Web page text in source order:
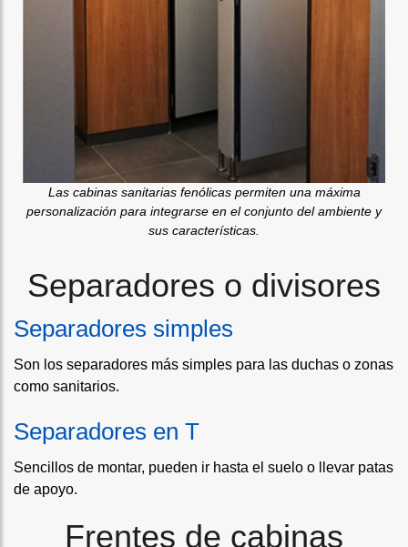
Las cabinas sanitarias fenólicas permiten una máxima
personalización para integrarse en el conjunto del ambiente y
sus características.
Separadores o divisores
Separadores simples
Son los separadores más simples para las duchas o zonas
como sanitarios.
Separadores en T
Sencillos de montar, pueden ir hasta el suelo o llevar patas
de apoyo.
Frentes de cabinas